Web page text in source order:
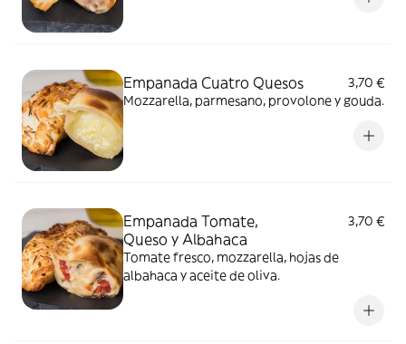
Empanada Cuatro Quesos
3,70 €
Mozzarella, parmesano, provolone y gouda.
Empanada Tomate,
Queso y Albahaca
3,70 €
Tomate fresco, mozzarella, hojas de
albahaca y aceite de oliva.